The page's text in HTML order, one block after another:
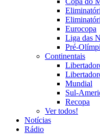
Eurocopa
Liga das
Pré-
Continentais
Mundial
Sul-
Recopa
Ver todos!
Notícias
Rádio